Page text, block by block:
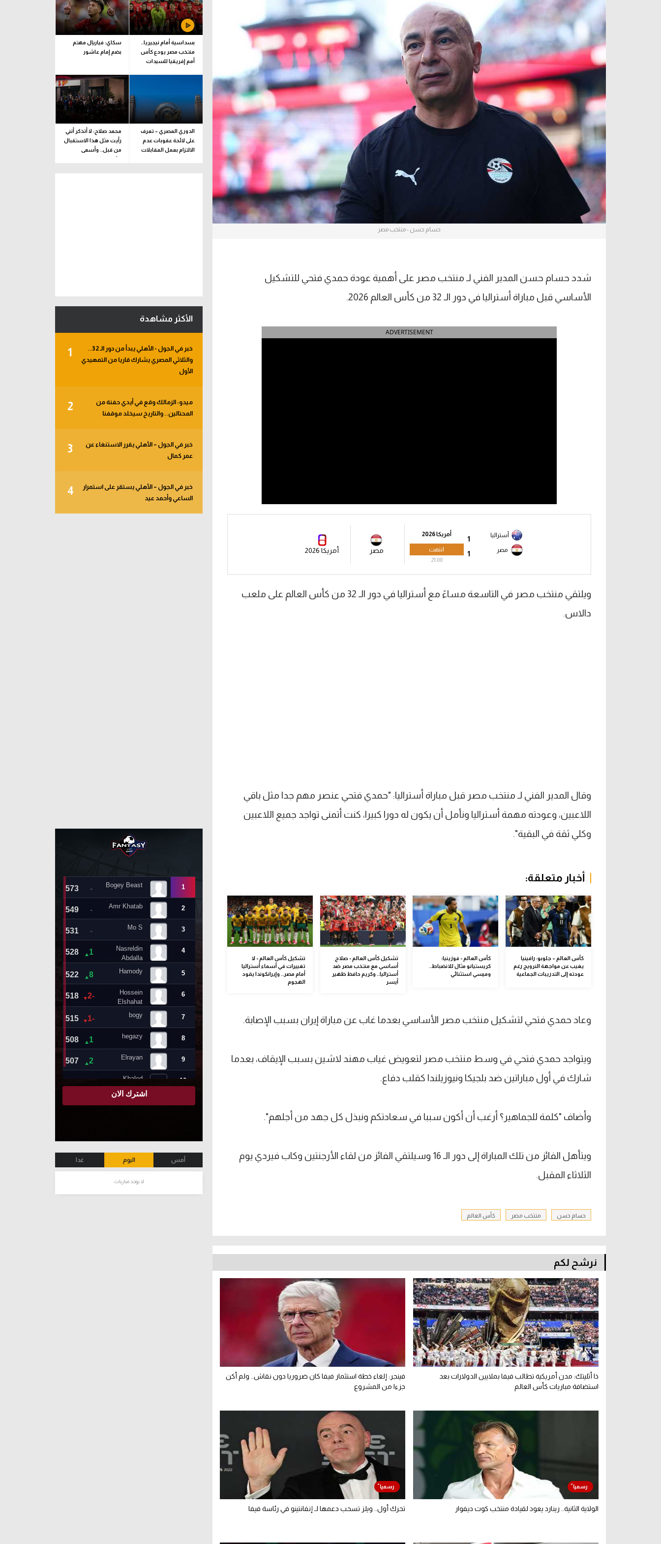
الدوري السعودي للمحترفين
دوري أبطال أوروبا
دوري أبطال إفريقيا
كل البطولات
دوري أبطال أوروبا
القسم الثاني
رياضات أخرى
أمريكا
ركن الألعاب
حسام حسن - منتخب مصر
شدد حسام حسن المدير الفني لـ منتخب مصر على أهمية عودة حمدي فتحي للتشكيل
الأساسي قبل مباراة أستراليا في دور الـ 32 من كأس العالم 2026.
ADVERTISEMENT
1
أستراليا
1
مصر
أمريكا 2026
انتهت
21:00
مصر أمريكا 2026
ويلتقي منتخب مصر في التاسعة مساءً مع أستراليا في دور الـ 32 من كأس العالم على ملعب
دالاس.
وقال المدير الفني لـ منتخب مصر قبل مباراة أستراليا: "حمدي فتحي عنصر مهم جدا مثل باقي
اللاعبين، وعودته مهمة أستراليا ونأمل أن يكون له دورا كبيرا، كنت أتمنى تواجد جميع اللاعبين
وكلي ثقة في البقية".
أخبار متعلقة:
كأس العالم – جلوبو: رافينيا
يغيب عن مواجهة النرويج رغم
عودته إلى التدريبات الجماعية
كأس العالم - فوزينيا:
كريستيانو مثال للانضباط..
وميسي استثنائي
تشكيل كأس العالم - صلاح
أساسي مع منتخب مصر ضد
أستراليا.. وكريم حافظ ظهير
أيسر
تشكيل كأس العالم - لا
تغييرات في أسماء أستراليا
أمام مصر.. وإيرانكوندا يقود
الهجوم
وعاد حمدي فتحي لتشكيل منتخب مصر الأساسي بعدما غاب عن مباراة إيران بسبب الإصابة.
ويتواجد حمدي فتحي في وسط منتخب مصر لتعويض غياب مهند لاشين بسبب الإيقاف، بعدما
شارك في أول مباراتين ضد بلجيكا ونيوزيلندا كقلب دفاع.
وأضاف "كلمة للجماهير؟ أرغب أن أكون سببا في سعادتكم ونبذل كل جهد من أجلهم".
ويتأهل الفائز من تلك المباراة إلى دور الـ 16 وسيلتقي الفائز من لقاء الأرجنتين وكاب فيردي يوم
الثلاثاء المقبل.
حسام حسن منتخب مصر كأس العالم
نرشح لكم
ذا أثليتك: مدن أمريكية تطالب فيفا بملايين الدولارات بعد
استضافة مباريات كأس العالم
فينجر: إلغاء خطة استثمار فيفا كان ضروريا دون نقاش.. ولم أكن
جزءا من المشروع
الولاية الثانية.. رينارد يعود لقيادة منتخب كوت ديفوار تحرك أول.. ويلز تسحب دعمها لـ إنفانتينو في رئاسة فيفا
بسداسية أمام نيجيريا..
منتخب مصر يودع كأس
أمم إفريقيا للسيدات
سكاي: فياريال مهتم
بضم إمام عاشور
الدوري المصري – تعرف
على لائحة عقوبات عدم
الالتزام بعمل المقابلات
محمد صلاح: لا أتذكر أنني
رأيت مثل هذا الاستقبال
من قبل.. وأسعى
للألقاب مع الفريق
الأكثر مشاهدة
1
خبر في الجول - الأهلي يبدأ من دور الـ 32..
والثلاثي المصري يشارك قاريا من التمهيدي
الأول
2
ميدو: الزمالك وقع في أيدي حفنة من
المحتالين.. والتاريخ سيخلد موقفنا
3
خبر في الجول – الأهلي يقرر الاستنغاء عن
عمر كمال
4
خبر في الجول – الأهلي يستقر على استمرار
الساعي وأحمد عيد
أمس اليوم غدا
لا يوجد مباريات